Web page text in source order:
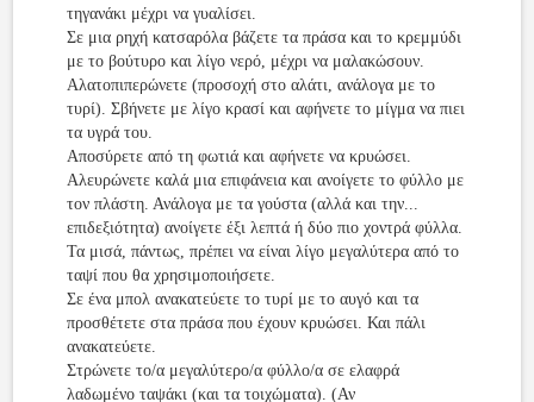
τηγανάκι μέχρι να γυαλίσει.
Σε μια ρηχή κατσαρόλα βάζετε τα πράσα και το κρεμμύδι
με το βούτυρο και λίγο νερό, μέχρι να μαλακώσουν.
Αλατοπιπερώνετε (προσοχή στο αλάτι, ανάλογα με το
τυρί). Σβήνετε με λίγο κρασί και αφήνετε το μίγμα να πιει
τα υγρά του.
Αποσύρετε από τη φωτιά και αφήνετε να κρυώσει.
Αλευρώνετε καλά μια επιφάνεια και ανοίγετε το φύλλο με
τον πλάστη. Ανάλογα με τα γούστα (αλλά και την...
επιδεξιότητα) ανοίγετε έξι λεπτά ή δύο πιο χοντρά φύλλα.
Τα μισά, πάντως, πρέπει να είναι λίγο μεγαλύτερα από το
ταψί που θα χρησιμοποιήσετε.
Σε ένα μπολ ανακατεύετε το τυρί με το αυγό και τα
προσθέτετε στα πράσα που έχουν κρυώσει. Και πάλι
ανακατεύετε.
Στρώνετε το/α μεγαλύτερο/α φύλλο/α σε ελαφρά
λαδωμένο ταψάκι (και τα τοιχώματα). (Αν